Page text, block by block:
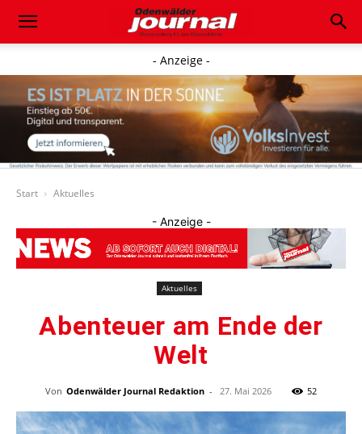
- Anzeige -
Start Aktuelles
- Anzeige -
Aktuelles
Abenteuer am Ende der
Welt
Von Odenwälder Journal Redaktion - 27. Mai 2026 52